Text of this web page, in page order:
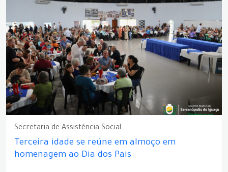
Secretaria de Assistência Social
Terceira idade se reúne em almoço em
homenagem ao Dia dos Pais